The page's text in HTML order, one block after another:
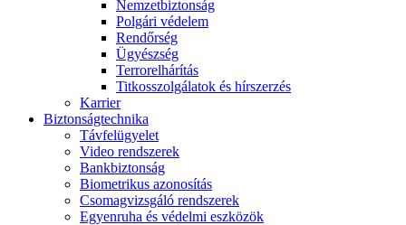
Nemzetbiztonság
Polgári védelem
Rendőrség
Ügyészség
Terrorelhárítás
Titkosszolgálatok és hírszerzés
Karrier
Biztonságtechnika
Távfelügyelet
Video rendszerek
Bankbiztonság
Biometrikus azonosítás
Csomagvizsgáló rendszerek
Egyenruha és védelmi eszközök